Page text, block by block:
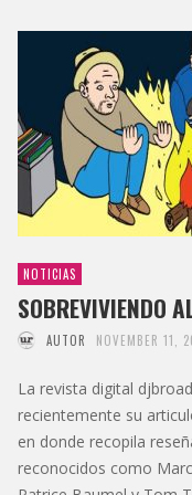
NOTICIAS
SOBREVIVIENDO
AUTOR NOVEMBER 11,
La revista digital
recientemente su
en donde recopila
reconocidos como